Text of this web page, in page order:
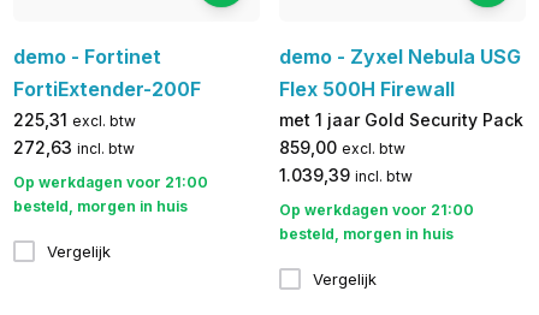
demo - Fortinet
FortiExtender-200F
225,31 excl. btw
272,63 incl. btw
Op werkdagen voor 21:00
besteld, morgen in huis
Vergelijk
demo - Zyxel Nebula USG
Flex 500H Firewall
met 1 jaar Gold Security Pack
859,00 excl. btw
1.039,39 incl. btw
Op werkdagen voor 21:00
besteld, morgen in huis
Vergelijk